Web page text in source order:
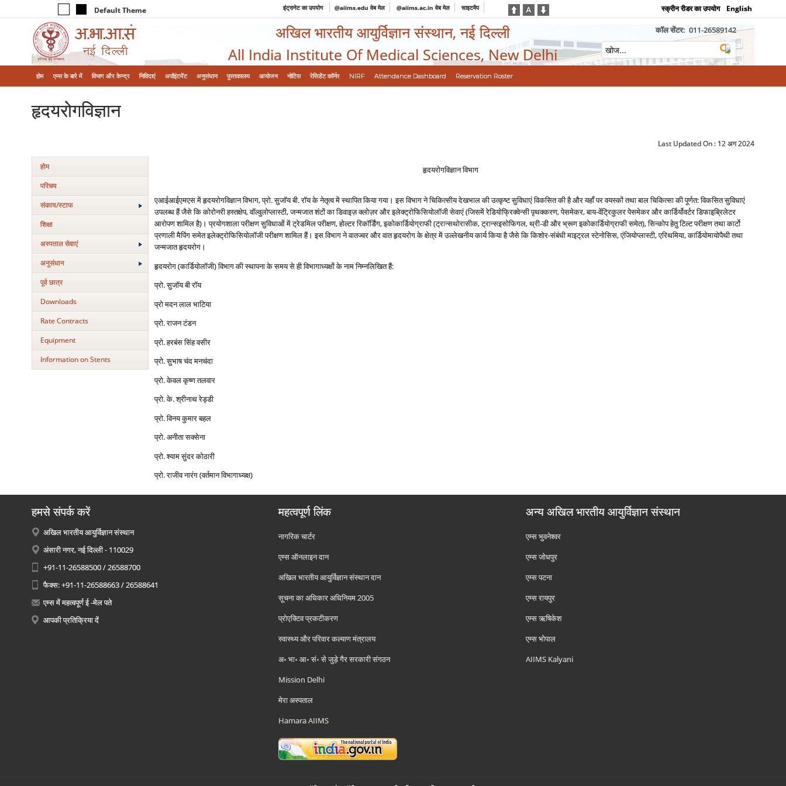
Default Theme इंट्रानेट का उपयोग @aiims.edu वेब मेल @aiims.ac.in वेब मेल साइटमैप स्क्रीन रीडर का उपयोग English
अखिल भारतीय आयुर्विज्ञान संस्थान, नई दिल्ली
All India Institute Of Medical Sciences, New Delhi
कॉल सेंटर: 011-26589142
होम एम्‍स के बारे में विभाग और केन्‍द्र निविदाएं अपॉइंटमेंट अनुसंधान पुस्तकालय आयोजन नोटिस रेसिडेंट कॉर्नर NIRF Attendance Dashboard Reservation Roster
हृदयरोगविज्ञान
Last Updated On : 12 अग 2024
होम
परिचय
संकाय/स्‍टाफ
शिक्षा
अस्‍पताल सेवाएं
अनुसंधान
पूर्व छात्र
Downloads
Rate Contracts
Equipment
Information on Stents
हृदयरोगविज्ञान विभाग
एआईआईएमएस में हृदयरोगविज्ञान विभाग, प्रो. सुजॉय बी. रॉय के नेतृत्व में स्थापित किया गया। इस विभाग ने चिकित्सीय देखभाल की उत्कृष्ट सुविधाएं विकसित की है और यहाँ पर वयस्कों तथा बाल चिकित्सा की पूर्णत: विकसित सुविधाएं
उपलब्ध हैं जैसे कि कोरोनरी हस्तक्षेप, वॉल्वुलोप्लास्टी, जन्मजात शंटों का ‍डिवाइज़ क्लोज़र और इलेक्ट्रोफिसियोलॉजी सेवाएं (जिसमें रेडियोफ्रिक्वेन्सी पृथक्करण, पेसमेकर, बाय-वेंट्रिकुलर पेसमेकर और कार्डिर्योवर्टर डिफाइब्रिलेटर
आरोपण शामिल है)। प्रयोगशाला परीक्षण सुविधाओं में ट्रेडमिल परीक्षण, होल्टर रिकॉर्डिंग, इकोकार्डियोग्राफी (ट्रान्सथोरासीक, ट्रान्सइसोफिगल, थ्री-डी और भ्रूण इकोकार्डियोग्राफी समेत), सिन्कोप हेतु टिल्ट परीक्षण तथा कार्टो
प्रणाली मैपिंग समेत इलेक्ट्रोफिसियोलॉजी परीक्षण शामिल हैं। इस विभाग ने वातज्वर और वात हृदयरोग के क्षेत्र में उल्लेखनीय कार्य किया है जैसे कि किशोर-संबंधी माइट्रल स्टेनोसिस, एंजियोप्लास्टी, एरिथमिया, कार्डियोमायोपैथी तथा
जन्मजात हृदयरोग।
हृदयरोग (कार्डियोलॉजी) विभाग की स्थापना के समय से ही विभागाध्यक्षों के नाम निम्नलिखित हैं:
प्रो. सुजॉय बी रॉय
प्रो मदन लाल भाटिया
प्रो. राजन टंडन
प्रो. हरबंस सिंह वसीर
प्रो. सुभाष चंद मनचंदा
प्रो. केवल कृष्ण तलवार
प्रो. के. श्रीनाथ रेड्डी
प्रो. विनय कुमार बहल
प्रो. अनीता सक्सेना
प्रो. श्याम सुंदर कोठारी
प्रो. राजीव नारंग (वर्तमान विभागाध्यक्ष)
हमसे संपर्क करें
अखिल भारतीय आयुर्विज्ञान संस्थान
अंसारी नगर, नई दिल्ली - 110029
+91-11-26588500 / 26588700
फैक्स: +91-11-26588663 / 26588641
एम्स में महत्वपूर्ण ई -मेल पते
आपकी प्रतिक्रिया दें
महत्वपूर्ण लिंक
नागरिक चार्टर
एम्स ऑनलाइन दान
अखिल भारतीय आयुर्विज्ञान संस्थान दान
सूचना का अधिकार अधिनियम 2005
प्रोएक्टिव प्रकटीकरण
स्वास्थ्य और परिवार कल्याण मंत्रालय
अ॰ भा॰ आ॰ सं॰ से जुड़े गैर सरकारी संगठन
Mission Delhi
मेरा अस्पताल
Hamara AIIMS
अन्य अखिल भारतीय आयुर्विज्ञान संस्थान
एम्‍स भुवनेश्वर
एम्‍स जोधपुर
एम्‍स पटना
एम्‍स रायपुर
एम्‍स ऋषिकेश
एम्‍स भोपाल
AIIMS Kalyani